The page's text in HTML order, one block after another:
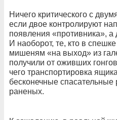
Ничего критического с
если двое контролируют
появления «противника»,
И наоборот, те, кто в
мишеням «на выход» из
получили от оживших
чего транспортировка
бесконечные
раненых.